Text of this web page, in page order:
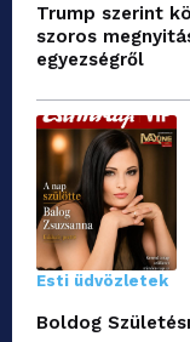
Trump szerint
szoros
egyezségről
Esti üdvözletek
Boldog